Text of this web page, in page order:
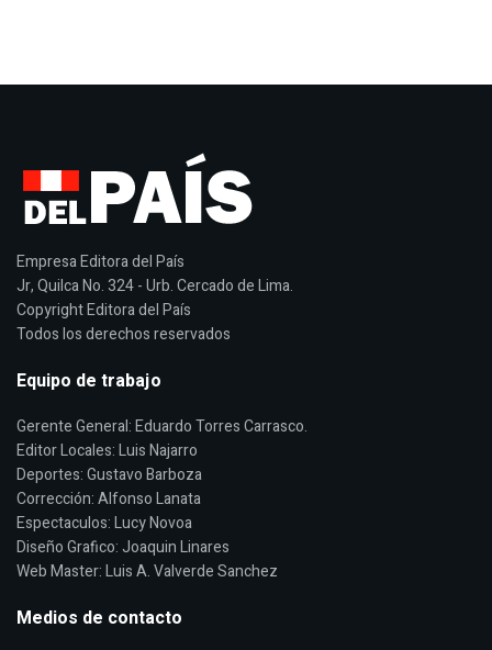
Empresa Editora del País
Jr, Quilca No. 324 - Urb. Cercado de Lima.
Copyright Editora del País
Todos los derechos reservados
Equipo de trabajo
Gerente General: Eduardo Torres Carrasco.
Editor Locales: Luis Najarro
Deportes: Gustavo Barboza
Corrección: Alfonso Lanata
Espectaculos: Lucy Novoa
Diseño Grafico: Joaquin Linares
Web Master: Luis A. Valverde Sanchez
Medios de contacto